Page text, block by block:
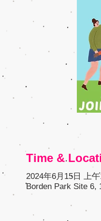
Time &
2024年6月15日 上
Borden Park Site 6,